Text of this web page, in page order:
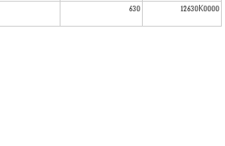
12630K0000
630